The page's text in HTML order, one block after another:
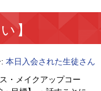
】
本日入会された生徒さん
・メイクアップコー